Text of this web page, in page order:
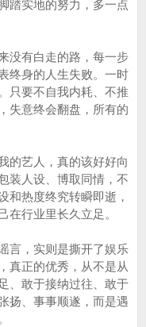
踏实地的努力，多一点
没有白走的路，每一步
终身的人生失败。一时
只要不自我内耗、不推
失意终会翻盘，所有的
的艺人，真的该好好向
装人设、博取同情，不
和热度终究转瞬即逝，
在行业里长久立足。
言，实则是撕开了娱乐
真正的优秀，从不是从
、敢于接纳过往、敢于
扬、事事顺遂，而是遇